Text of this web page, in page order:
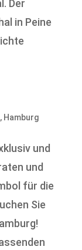
Der
in Peine
, Hamburg
und
und
für die
Sie